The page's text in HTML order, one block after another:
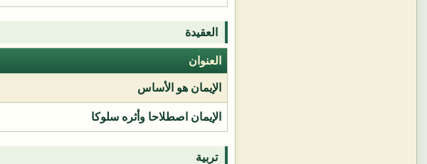
العقيدة
العنوان
الإيمان هو الأساس
الإيمان اصطلاحا وأثره سلوكا
تربية